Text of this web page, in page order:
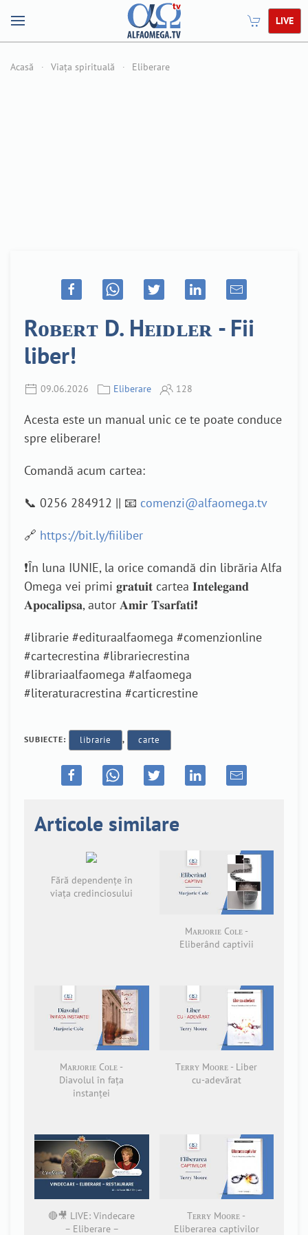
LIVE
Acasă Viața spirituală Eliberare
Rᴏʙᴇʀᴛ D. Hᴇɪᴅʟᴇʀ - Fii
liber!
09.06.2026 Eliberare 128
Acesta este un manual unic ce te poate conduce
spre eliberare!
Comandă acum cartea:
📞 0256 284912 || 📧 comenzi@alfaomega.tv
🔗 https://bit.ly/fiiliber
❗În luna IUNIE, la orice comandă din librăria Alfa
Omega vei primi 𝐠𝐫𝐚𝐭𝐮𝐢𝐭 cartea 𝐈𝐧𝐭𝐞𝐥𝐞𝐠𝐚𝐧𝐝
𝐀𝐩𝐨𝐜𝐚𝐥𝐢𝐩𝐬𝐚, autor 𝐀𝐦𝐢𝐫 𝐓𝐬𝐚𝐫𝐟𝐚𝐭𝐢❗
#librarie #edituraalfaomega #comenzionline
#cartecrestina #librariecrestina
#librariaalfaomega #alfaomega
#literaturacrestina #carticrestine
SUBIECTE: librarie , carte
Articole similare
Fără dependențe în
viața credinciosului
Mᴀʀᴊᴏʀɪᴇ Cᴏʟᴇ -
Eliberând captivii
Mᴀʀᴊᴏʀɪᴇ Cᴏʟᴇ -
Diavolul în fața
instanței
Tᴇʀʀʏ Mᴏᴏʀᴇ - Liber
cu-adevărat
🔴🎥 LIVE: Vindecare
– Eliberare –
Tᴇʀʀʏ Mᴏᴏʀᴇ -
Eliberarea captivilor